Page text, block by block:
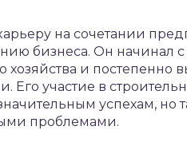
на сочетании
бизнеса. Он начинал с
и постепенно
Его участие в
успехам, но
проблемами.